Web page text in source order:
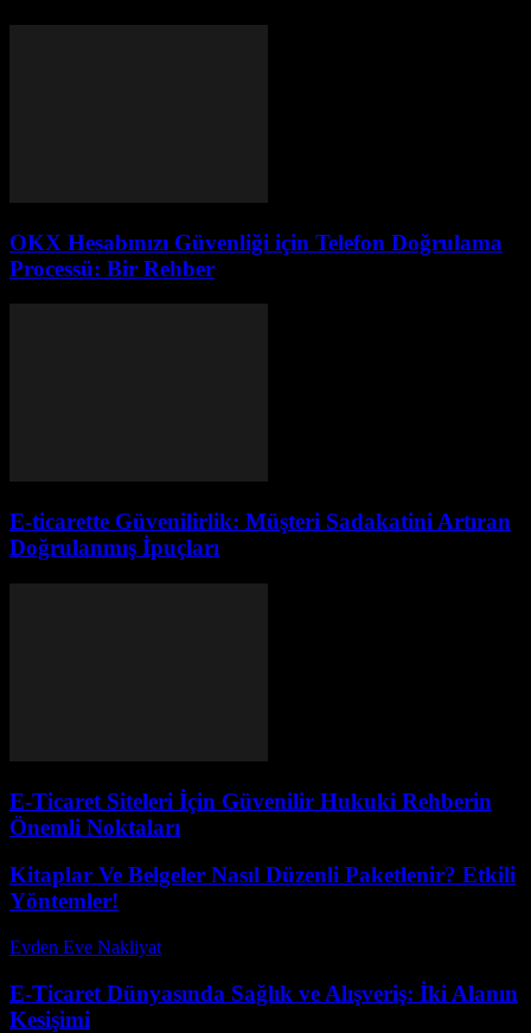
OKX Hesabınızı Güvenliği için Telefon Doğrulama
Processü: Bir Rehber
E-ticarette Güvenilirlik: Müşteri Sadakatini Artıran
Doğrulanmış İpuçları
E-Ticaret Siteleri İçin Güvenilir Hukuki Rehberin
Önemli Noktaları
Kitaplar Ve Belgeler Nasıl Düzenli Paketlenir? Etkili
Yöntemler!
Evden Eve Nakliyat
E-Ticaret Dünyasında Sağlık ve Alışveriş: İki Alanın
Kesişimi